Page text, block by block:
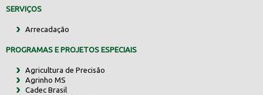
SERVIÇOS
Arrecadação
PROGRAMAS E PROJETOS ESPECIAIS
Agricultura de Precisão
Agrinho MS
Cadec Brasil